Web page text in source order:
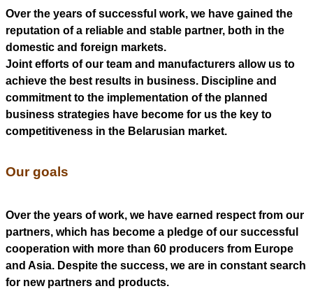
Over the years of successful work, we have gained the
reputation of a reliable and stable partner, both in the
domestic and foreign markets.
Joint efforts of our team and manufacturers allow us to
achieve the best results in business. Discipline and
commitment to the implementation of the planned
business strategies have become for us the key to
competitiveness in the Belarusian market.
Our goals
Over the years of work, we have earned respect from our
partners, which has become a pledge of our successful
cooperation with more than 60 producers from Europe
and Asia. Despite the success, we are in constant search
for new partners and products.